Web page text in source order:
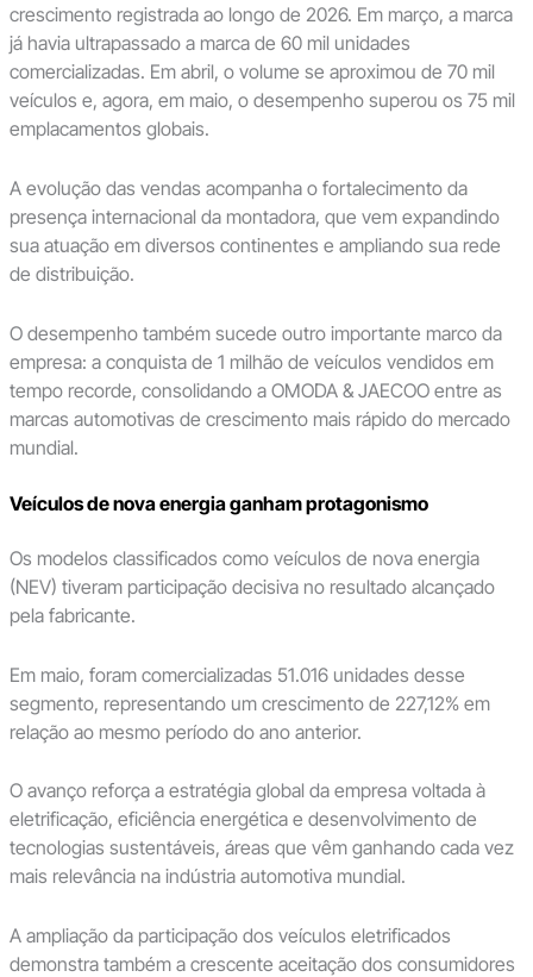
crescimento registrada ao longo de 2026. Em março, a marca
já havia ultrapassado a marca de 60 mil unidades
comercializadas. Em abril, o volume se aproximou de 70 mil
veículos e, agora, em maio, o desempenho superou os 75 mil
emplacamentos globais.
A evolução das vendas acompanha o fortalecimento da
presença internacional da montadora, que vem expandindo
sua atuação em diversos continentes e ampliando sua rede
de distribuição.
O desempenho também sucede outro importante marco da
empresa: a conquista de 1 milhão de veículos vendidos em
tempo recorde, consolidando a OMODA & JAECOO entre as
marcas automotivas de crescimento mais rápido do mercado
mundial.
Veículos de nova energia ganham protagonismo
Os modelos classificados como veículos de nova energia
(NEV) tiveram participação decisiva no resultado alcançado
pela fabricante.
Em maio, foram comercializadas 51.016 unidades desse
segmento, representando um crescimento de 227,12% em
relação ao mesmo período do ano anterior.
O avanço reforça a estratégia global da empresa voltada à
eletrificação, eficiência energética e desenvolvimento de
tecnologias sustentáveis, áreas que vêm ganhando cada vez
mais relevância na indústria automotiva mundial.
A ampliação da participação dos veículos eletrificados
demonstra também a crescente aceitação dos consumidores